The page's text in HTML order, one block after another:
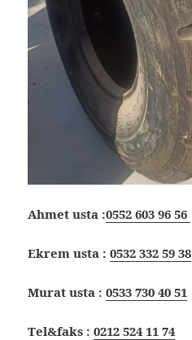
Ahmet usta :0552 603 96 56
Ekrem usta :0532 332 59 38
Murat usta :0533 730 40 51
Tel&faks :0212 524 11 74